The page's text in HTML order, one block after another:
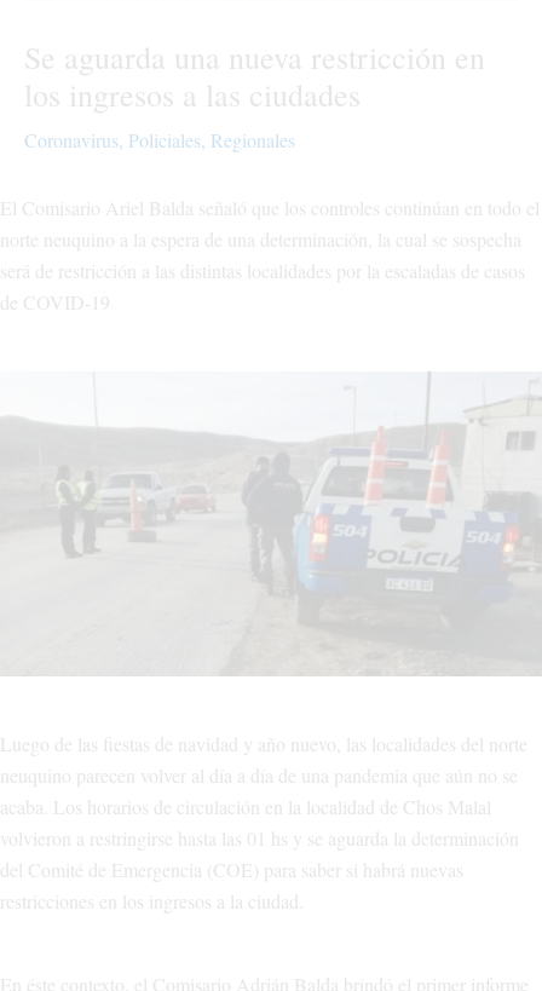
Se aguarda una nueva restricción en
los ingresos a las ciudades
Coronavirus, Policiales, Regionales
El Comisario Ariel Balda señaló que los controles continúan en todo el
norte neuquino a la espera de una determinación, la cual se sospecha
será de restricción a las distintas localidades por la escaladas de casos
de COVID-19
Luego de las fiestas de navidad y año nuevo, las localidades del norte
neuquino parecen volver al día a día de una pandemia que aún no se
acaba. Los horarios de circulación en la localidad de Chos Malal
volvieron a restringirse hasta las 01 hs y se aguarda la determinación
del Comité de Emergencia (COE) para saber si habrá nuevas
restricciones en los ingresos a la ciudad.
En éste contexto, el Comisario Adrián Balda brindó el primer informe